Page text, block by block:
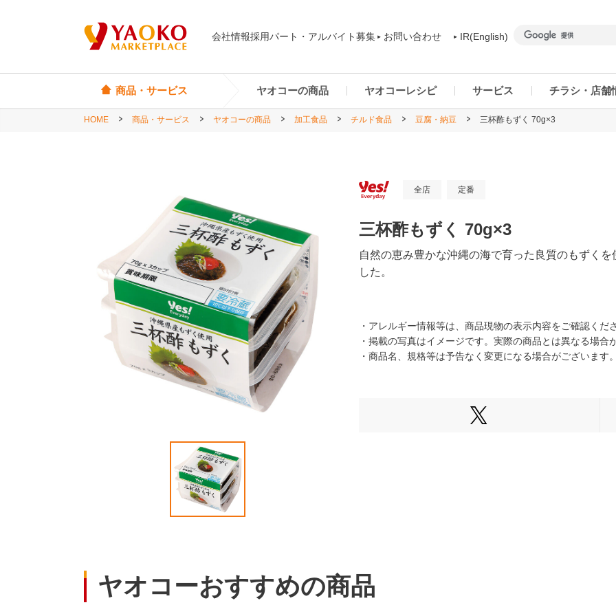
会社情報採用パート・アルバイト募集 お問い合わせ IR(English)
商品・サービス ヤオコーの商品
Yes! Happiness
star select
直輸入ワイン
直輸入食品・菓子
ヤオコーレシピ サービス チラシ・店舗
HOME 商品・サービス ヤオコーの商品 加工食品 チルド食品 豆腐・納豆 三杯酢もずく 70g×3
全店 定番
三杯酢もずく 70g×3
自然の恵み豊かな沖縄の海で育った良質のもずく
した。
・アレルギー情報等は、商品現物の表示内容をご確認くださ
・掲載の写真はイメージです。実際の商品とは異なる場合
・商品名、規格等は予告なく変更になる場合がございます。
Xでシェアする
ヤオコーおすすめの商品